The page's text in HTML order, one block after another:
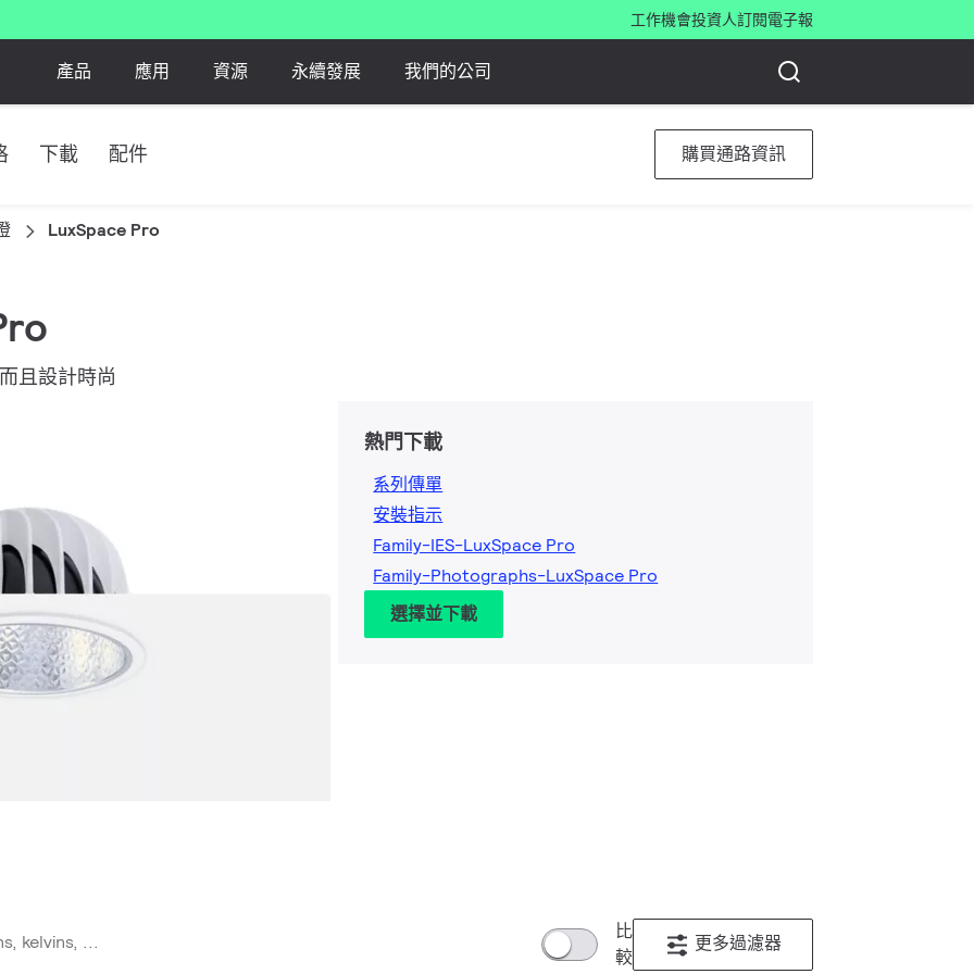
工作機會投資人訂閱電子報
產品 應用 資源 永續發展 我們的公司
下載 配件 購買通路資訊
LuxSpace Pro
且設計時尚
熱門下載
系列傳單
安裝指示
Family-IES-LuxSpace Pro
Family-Photographs-LuxSpace Pro
選擇並下載
比
較
更多過濾器